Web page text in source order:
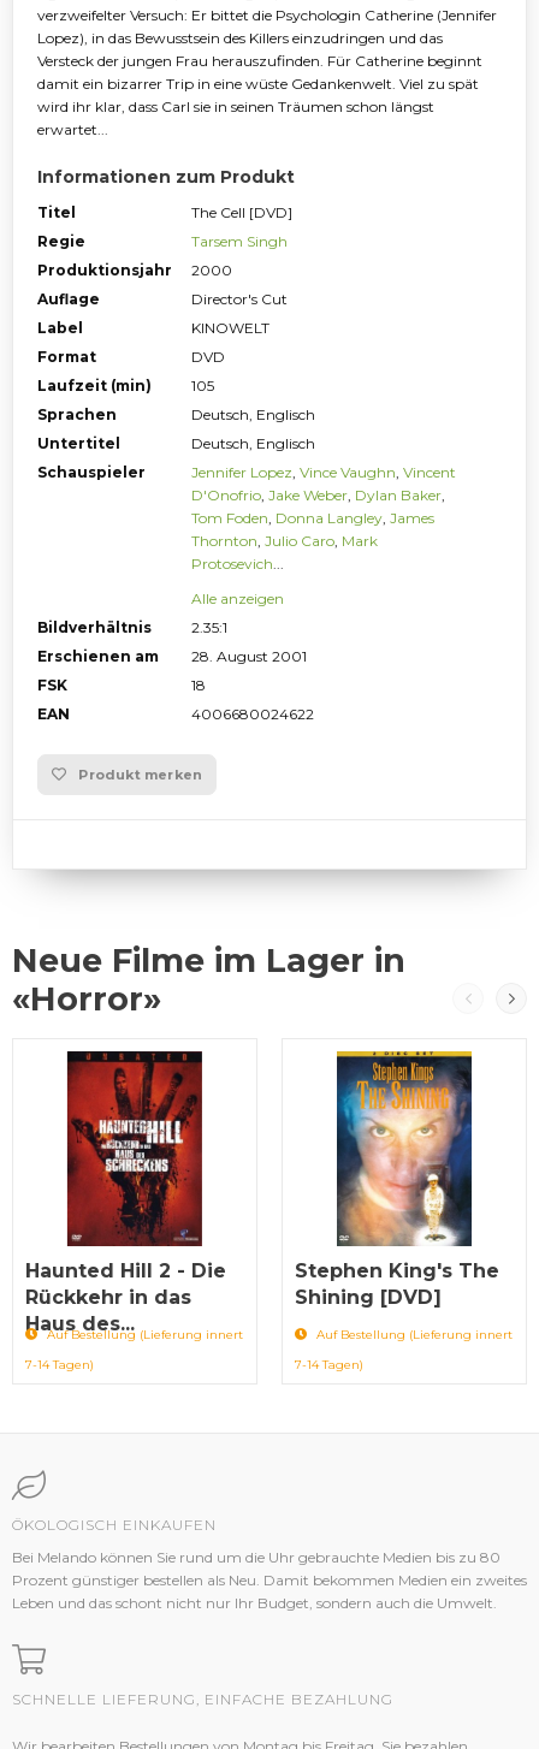
verzweifelter Versuch: Er bittet die Psychologin Catherine (Jennifer
Lopez), in das Bewusstsein des Killers einzudringen und das
Versteck der jungen Frau herauszufinden. Für Catherine beginnt
damit ein bizarrer Trip in eine wüste Gedankenwelt. Viel zu spät
wird ihr klar, dass Carl sie in seinen Träumen schon längst
erwartet...
Informationen zum Produkt
Titel
The Cell [DVD]
Regie
Tarsem Singh
Produktionsjahr
2000
Auflage
Director's Cut
Label
KINOWELT
Format
DVD
Laufzeit (min)
105
Sprachen
Deutsch, Englisch
Untertitel
Deutsch, Englisch
Schauspieler
Jennifer Lopez, Vince Vaughn, Vincent
D'Onofrio, Jake Weber, Dylan Baker,
Tom Foden, Donna Langley, James
Thornton, Julio Caro, Mark
Protosevich...
Alle anzeigen
Bildverhältnis
2.35:1
Erschienen am
28. August 2001
FSK
18
EAN
4006680024622
Produkt merken
Neue Filme im Lager in
«Horror»
Haunted Hill 2 - Die
Rückkehr in das
Haus des...
Auf Bestellung (Lieferung innert
7-14 Tagen)
Stephen King's The
Shining [DVD]
Auf Bestellung (Lieferung innert
7-14 Tagen)
ÖKOLOGISCH EINKAUFEN
Bei Melando können Sie rund um die Uhr gebrauchte Medien bis zu 80
Prozent günstiger bestellen als Neu. Damit bekommen Medien ein zweites
Leben und das schont nicht nur Ihr Budget, sondern auch die Umwelt.
SCHNELLE LIEFERUNG, EINFACHE BEZAHLUNG